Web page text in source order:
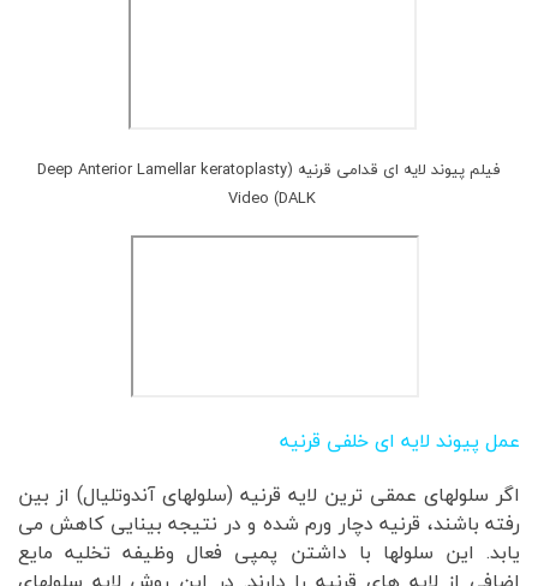
فیلم پیوند لایه ای قدامی قرنیه (Deep Anterior Lamellar keratoplasty
Video (DALK
عمل پیوند لایه ای خلفی قرنیه
اگر سلولهای عمقی ترین لایه قرنیه (سلولهای آندوتلیال) از بین
رفته باشند، قرنیه دچار ورم شده و در نتیجه بینایی کاهش می
یابد. این سلولها با داشتن پمپی فعال وظیفه تخلیه مایع